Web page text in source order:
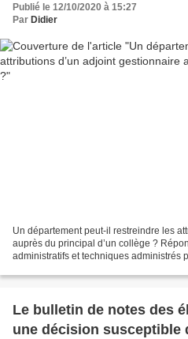
Publié le 12/10/2020 à 15:27
Par Didier
Un département peut-il restreindre les
auprès du principal d’un collège ?
administratifs et techniques administrés
Le bulletin de notes des
une décision susceptible